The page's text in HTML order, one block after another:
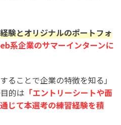
験とオリジナルのポートフォ
系企業のサマーインターンに
ることで企業の特徴を知る」
的は 「エントリーシートや面
じて本選考の練習経験を積